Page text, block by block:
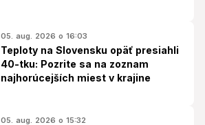
05. aug. 2026 o 16:03
Teploty na Slovensku opäť presiahli
40-tku: Pozrite sa na zoznam
najhorúcejších miest v krajine
05. aug. 2026 o 15:32